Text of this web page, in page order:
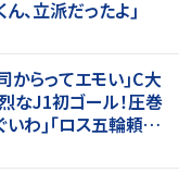
、立派だったよ｣
からってエモい｣C大
なJ1初ゴール！圧巻
いわ｣｢ロス五輪頼む